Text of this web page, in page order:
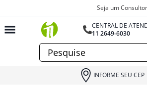
Seja um Consultor
CENTRAL DE
11 2649-6030
INFORME SEU CEP